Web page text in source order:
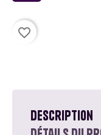
favorite_border
Description